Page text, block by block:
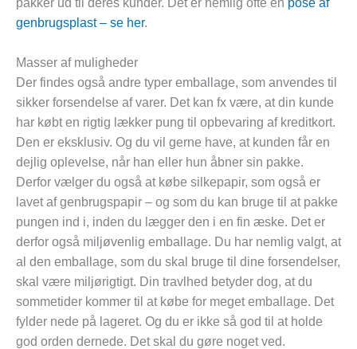
pakker ud til deres kunder. Det er nemlig ofte en pose af
genbrugsplast – se her.
Masser af muligheder
Der findes også andre typer emballage, som anvendes til
sikker forsendelse af varer. Det kan fx være, at din kunde
har købt en rigtig lækker pung til opbevaring af kreditkort.
Den er eksklusiv. Og du vil gerne have, at kunden får en
dejlig oplevelse, når han eller hun åbner sin pakke.
Derfor vælger du også at købe silkepapir, som også er
lavet af genbrugspapir – og som du kan bruge til at pakke
pungen ind i, inden du lægger den i en fin æske. Det er
derfor også miljøvenlig emballage. Du har nemlig valgt, at
al den emballage, som du skal bruge til dine forsendelser,
skal være miljørigtigt. Din travlhed betyder dog, at du
sommetider kommer til at købe for meget emballage. Det
fylder nede på lageret. Og du er ikke så god til at holde
god orden dernede. Det skal du gøre noget ved.